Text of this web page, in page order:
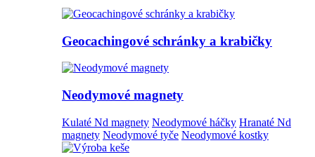
Geocachingové schránky a krabičky
Neodymové magnety
Kulaté Nd magnety Neodymové háčky Hranaté Nd
magnety Neodymové tyče Neodymové kostky